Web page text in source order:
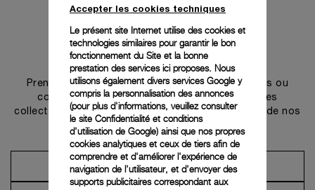
Prendre contact
Prenez rendez-vous dans l’une de nos boutiques ou
contactez notre conciergerie pour découvrir les
collections et bénéficier des conseils ou services de nos
ambassadeurs.
Prendre un rendez-vous
Accepter les cookies techniques
Le présent site Internet utilise des cookies et
technologies similaires pour garantir le bon
fonctionnement du Site et la bonne
prestation des services ici proposes. Nous
utilisons également divers services Google y
compris la personnalisation des annonces
(pour plus d'informations, veuillez consulter
le site Confidentialité et conditions
d'utilisation de Google) ainsi que nos propres
cookies analytiques et ceux de tiers afin de
comprendre et d'améliorer l'expérience de
navigation de l'utilisateur, et d'envoyer des
supports publicitaires correspondant aux